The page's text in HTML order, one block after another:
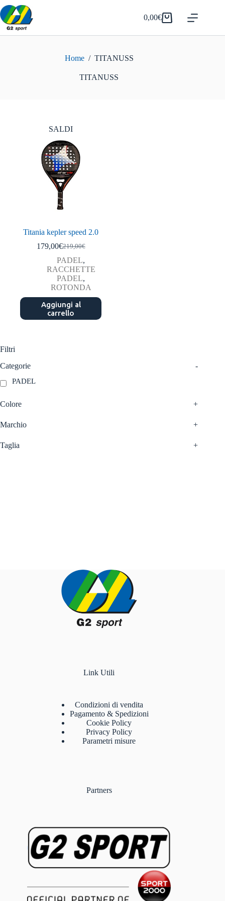
Salta
al
contenuto
Carrello
0,00€
Home / TITANUSS
TITANUSS
SALDI
Titania kepler speed 2.0
219,00€
Il
prezzo
originale
era:
219,00€.
179,00€Il
prezzo
attuale
è:
179,00€.
PADEL,
RACCHETTE
PADEL,
ROTONDA
Aggiungi al
carrello
Filtri
Categorie
-
PADEL
Colore +
Marchio +
Taglia +
Link Utili
Condizioni di vendita
Pagamento & Spedizioni
Cookie Policy
Privacy Policy
Parametri misure
Partners